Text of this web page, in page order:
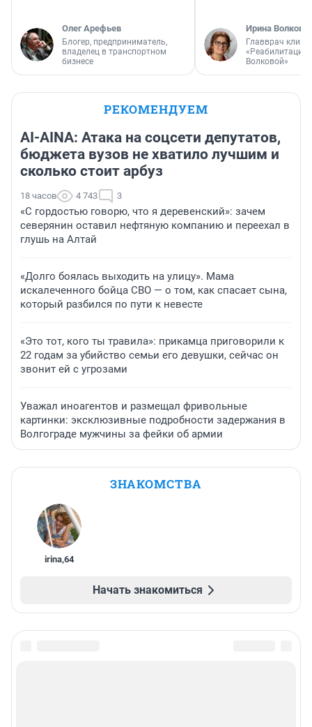
Олег Арефьев
Блогер, предприниматель,
владелец в транспортном
бизнесе
Ирина Волкова
Главврач
«Реабилитация
Волковой»
РЕКОМЕНДУЕМ
AI-AINA: Атака на соцсети депутатов,
бюджета вузов не хватило лучшим и
сколько стоит арбуз
18 часов 4 743 3
«С гордостью говорю, что я деревенский»: зачем
северянин оставил нефтяную компанию и переехал в
глушь на Алтай
«Долго боялась выходить на улицу». Мама
искалеченного бойца СВО — о том, как спасает сына,
который разбился по пути к невесте
«Это тот, кого ты травила»: прикамца приговорили к
22 годам за убийство семьи его девушки, сейчас он
звонит ей с угрозами
Уважал иноагентов и размещал фривольные
картинки: эксклюзивные подробности задержания в
Волгограде мужчины за фейки об армии
ЗНАКОМСТВА
irina,64
Начать знакомиться